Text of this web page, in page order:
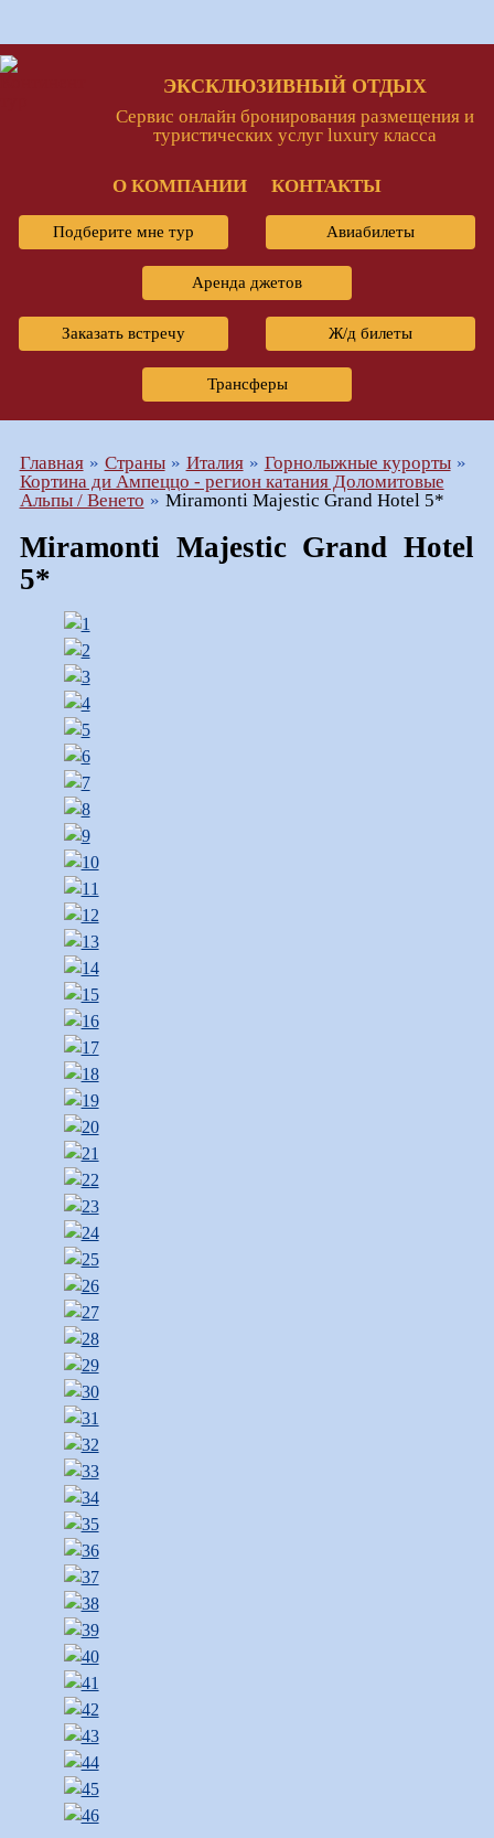
ЭКСКЛЮЗИВНЫЙ ОТДЫХ
Сервис онлайн бронирования размещения и
туристических услуг luxury класса
О КОМПАНИИ КОНТАКТЫ
Подберите мне тур Авиабилеты
Аренда джетов
Заказать встречу Ж/д билеты
Трансферы
Главная Страны Италия
Горнолыжные курорты
Кортина ди Ампеццо - регион катания Доломитовые
Альпы / Венето
Miramonti Majestic Grand Hotel 5*
Miramonti Majestic Grand Hotel
5*